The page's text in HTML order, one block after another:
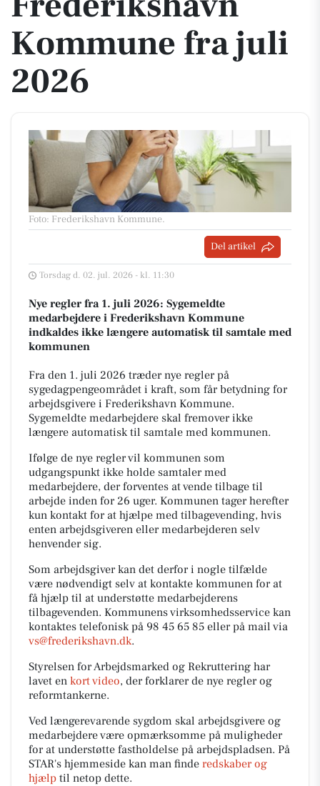
Kommune fra juli
2026
Foto: Frederikshavn Kommune.
Del artikel
Torsdag d. 02. jul. 2026 - kl. 11:30
Nye regler fra 1. juli 2026: Sygemeldte
medarbejdere i Frederikshavn Kommune
indkaldes ikke længere automatisk til samtale med
kommunen
Fra den 1. juli 2026 træder nye regler på
sygedagpengeområdet i kraft, som får betydning for
arbejdsgivere i Frederikshavn Kommune.
Sygemeldte medarbejdere skal fremover ikke
længere automatisk til samtale med kommunen.
Ifølge de nye regler vil kommunen som
udgangspunkt ikke holde samtaler med
medarbejdere, der forventes at vende tilbage til
arbejde inden for 26 uger. Kommunen tager herefter
kun kontakt for at hjælpe med tilbagevending, hvis
enten arbejdsgiveren eller medarbejderen selv
henvender sig.
Som arbejdsgiver kan det derfor i nogle tilfælde
være nødvendigt selv at kontakte kommunen for at
få hjælp til at understøtte medarbejderens
tilbagevenden. Kommunens virksomhedsservice kan
kontaktes telefonisk på 98 45 65 85 eller på mail via
vs@frederikshavn.dk.
Styrelsen for Arbejdsmarked og Rekruttering har
lavet en kort video, der forklarer de nye regler og
reformtankerne.
Ved længerevarende sygdom skal arbejdsgivere og
medarbejdere være opmærksomme på muligheder
for at understøtte fastholdelse på arbejdspladsen. På
STAR's hjemmeside kan man finde redskaber og
hjælp til netop dette.